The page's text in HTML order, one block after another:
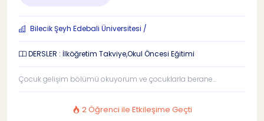
Bilecik Şeyh Edebali Üniversitesi /
DERSLER : İlköğretim Takviye,Okul Öncesi Eğitimi
Çocuk gelişim bölümü okuyorum ve çocuklarla berane...
2 Öğrenci ile Etkileşime Geçti